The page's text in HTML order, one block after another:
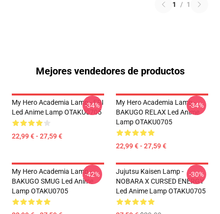
1 / 1
Mejores vendedores de productos
My Hero Academia Lamp - ERI
Led Anime Lamp OTAKU0705
22,99 € - 27,59 €
-34%
My Hero Academia Lamp -
BAKUGO RELAX Led Anime
Lamp OTAKU0705
22,99 € - 27,59 €
-34%
My Hero Academia Lamp -
BAKUGO SMUG Led Anime
Lamp OTAKU0705
-42%
Jujutsu Kaisen Lamp -
NOBARA X CURSED ENERGY
Led Anime Lamp OTAKU0705
-30%